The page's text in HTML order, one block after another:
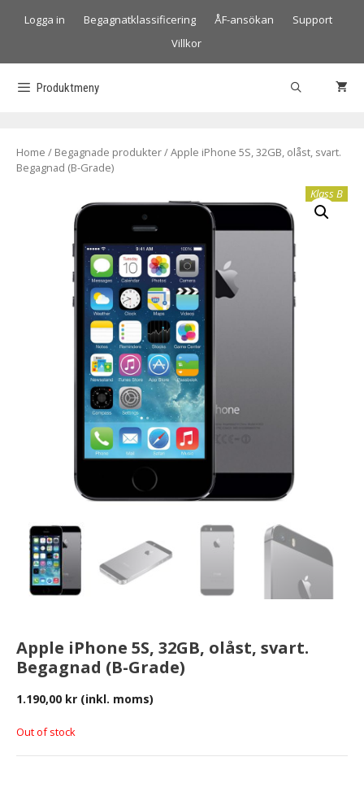
Logga in Begagnatklassificering ÅF-ansökan
Support
Villkor
Produktmeny
Home / Begagnade produkter/ Apple iPhone 5S, 32GB, olåst, svart.
Begagnad (B-Grade)
Apple iPhone 5S, 32GB, olåst, svart.
Begagnad (B-Grade)
1.190,00 kr (inkl. moms)
Out of stock
Klass B